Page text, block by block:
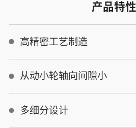
产品特性
高精密工艺制造
从动小轮轴向间隙小
多细分设计